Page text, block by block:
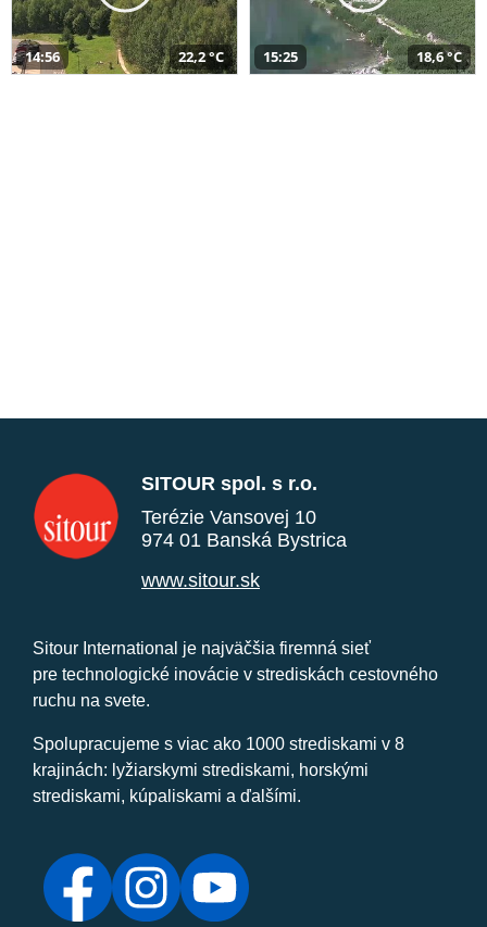
14:56 22,2 °C 15:25 18,6 °C
SITOUR spol. s r.o.
Terézie Vansovej 10
974 01 Banská Bystrica
www.sitour.sk
Sitour International je najväčšia firemná sieť
pre technologické inovácie v strediskách cestovného
ruchu na svete.
Spolupracujeme s viac ako 1000 strediskami v 8
krajinách: lyžiarskymi strediskami, horskými
strediskami, kúpaliskami a ďalšími.